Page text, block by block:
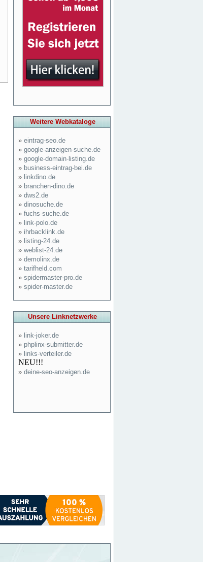
Weitere Webkataloge
» eintrag-seo.de
» google-anzeigen-suche.de
» google-domain-listing.de
» business-eintrag-bei.de
» linkdino.de
» branchen-dino.de
» dws2.de
» dinosuche.de
» fuchs-suche.de
» link-polo.de
» ihrbacklink.de
» listing-24.de
» weblist-24.de
» demolinx.de
» tarifheld.com
» spidermaster-pro.de
» spider-master.de
Unsere Linknetzwerke
» link-joker.de
» phplinx-submitter.de
» links-verteiler.de
NEU!!!
» deine-seo-anzeigen.de